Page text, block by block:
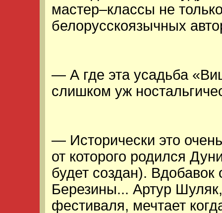
мастер–классы не
белорусскоязычных
— А где эта усадьба
слишком уж
— Исторически это
от которого родился
будет создан).
Березины... Артур
фестиваля, мечтает